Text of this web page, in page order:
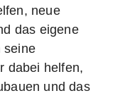
neue
das eigene
seine
dabei helfen,
und das